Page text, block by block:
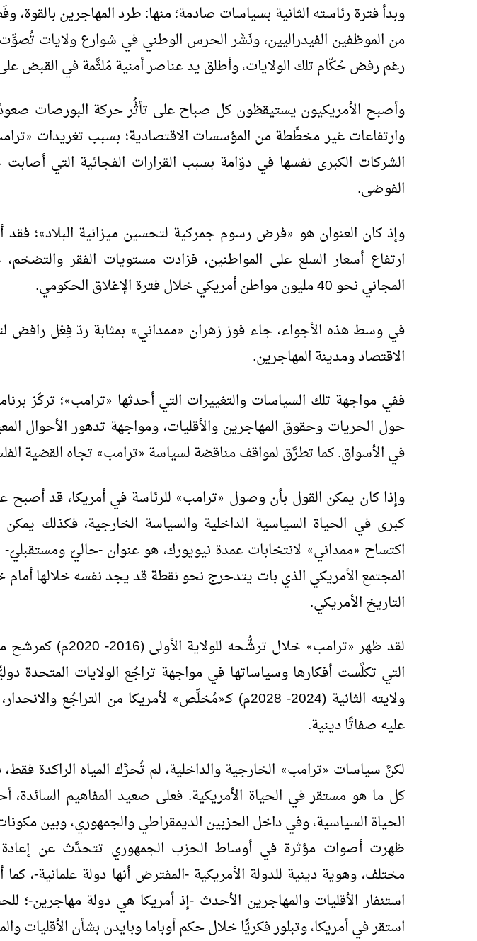
وبدأ فترة رئاسته الثانية بسياسات صادمة؛ منها: طرد المهاجرين بالقوة،
من الموظفين الفيدراليين، ونَشْر الحرس الوطني في شوارع ولايات تُصوِّت
رغم رفض حُكّام تلك الولايات، وأطلق يد عناصر أمنية مُلثَّمة في القبض
وأصبح الأمريكيون يستيقظون كل صباح على تأثُّر حركة البورصات
وارتفاعات غير مخطَّطة من المؤسسات الاقتصادية؛ بسبب تغريدات «
الشركات الكبرى نفسها في دوّامة بسبب القرارات الفجائية التي أصابت
الفوضى.
وإذ كان العنوان هو «فرض رسوم جمركية لتحسين ميزانية البلاد»؛ فقد
ارتفاع أسعار السلع على المواطنين، فزادت مستويات الفقر
المجاني نحو 40 مليون مواطن أمريكي خلال فترة الإغلاق الحكومي.
في وسط هذه الأجواء، جاء فوز زهران «ممداني» بمثابة ردّ فِعْل رافض
الاقتصاد ومدينة المهاجرين.
ففي مواجهة تلك السياسات والتغييرات التي أحدثها «ترامب»؛ تركّز
حول الحريات وحقوق المهاجرين والأقليات، ومواجهة تدهور الأحوال
في الأسواق. كما تطرَّق لمواقف مناقضة لسياسة «ترامب» تجاه القضية
وإذا كان يمكن القول بأن وصول «ترامب» للرئاسة في أمريكا، قد أصبح
كبرى في الحياة السياسية الداخلية والسياسة الخارجية، فكذلك يمكن
اكتساح «ممداني» لانتخابات عمدة نيويورك، هو عنوان -حاليّ
المجتمع الأمريكي الذي بات يتدحرج نحو نقطة قد يجد نفسه خلالها
التاريخ الأمريكي.
لقد ظهر «ترامب»
خلال ترشُّحه للولاية
التي تكلَّست أفكارها وسياساتها في مواجهة تراجُع الولايات المتحدة
ولايته الثانية (2024- 2028م) كـ
«مُخلِّص» لأمريكا من التراجُع
عليه صفاتًا دينية.
لكنَّ سياسات «ترامب» الخارجية والداخلية، لم تُحرِّك المياه الراكدة
كل ما هو مستقر في الحياة الأمريكية. فعلى صعيد المفاهيم السائدة،
الحياة السياسية، وفي داخل الحزبين الديمقراطي والجمهوري، وبين
ظهرت أصوات مؤثرة في أوساط الحزب الجمهوري تتحدَّث عن
مختلف، وهوية دينية للدولة الأمريكية -المفترض أنها دولة علمانية-،
استنفار الأقليات والمهاجرين الأحدث -إذ أمريكا هي دولة مهاجرين-؛
استقر في أمريكا، وتبلور فكريًّا خلال حكم أوباما وبايدن بشأن الأقليات